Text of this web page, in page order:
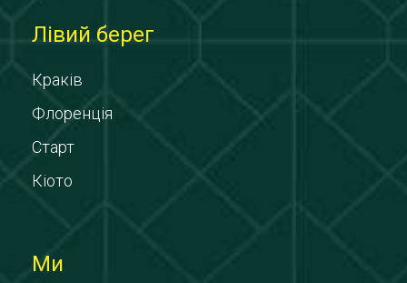
Лівий берег
Краків
Флоренція
Старт
Кіото
Ми